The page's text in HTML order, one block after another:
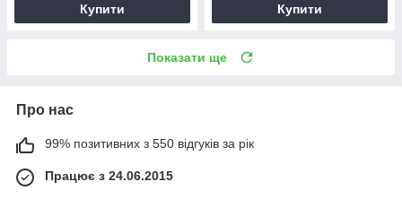
Купити Купити
Показати ще
Про нас
99% позитивних з 550 відгуків за рік
Працює з 24.06.2015